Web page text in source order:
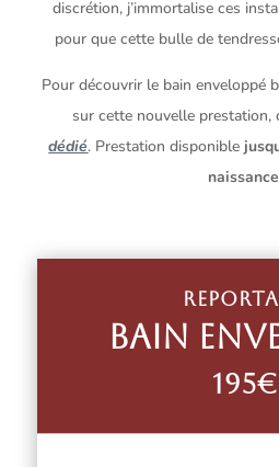
discrétion, j’immortalise ces
pour que cette bulle de
Pour découvrir le bain enveloppé
sur cette nouvelle prestation,
dédié. Prestation disponible
BAIN
195€